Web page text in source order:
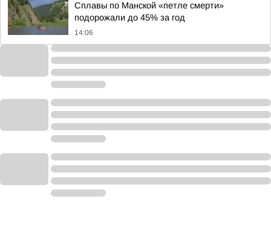
Сплавы по Манской «петле смерти»
подорожали до 45% за год
14:06